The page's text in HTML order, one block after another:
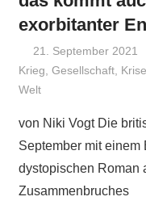
exorbitanter
21. September 2021
Krieg, Gesellschaft,
Welt
von Niki Vogt Die
September mit einem
dystopischen Roman
Zusammenbruches